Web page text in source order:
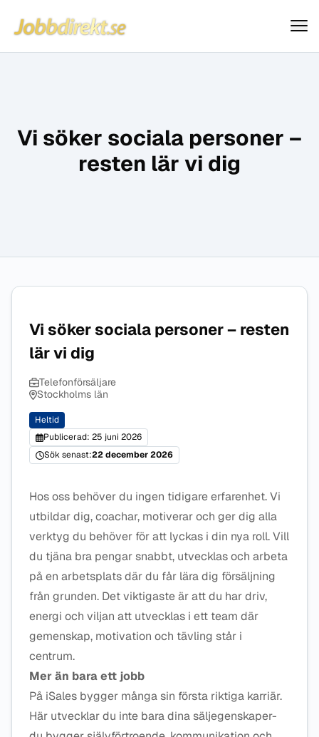
Hoppa till innehåll
Jobbdirekt
Vi söker sociala personer –
resten lär vi dig
Vi söker sociala personer – resten
lär vi dig
Telefonförsäljare
Stockholms län
Heltid
Publicerad: 25 juni 2026
Sök senast:22 december 2026
Hos oss behöver du ingen tidigare erfarenhet. Vi
utbildar dig, coachar, motiverar och ger dig alla
verktyg du behöver för att lyckas i din nya roll. Vill
du tjäna bra pengar snabbt, utvecklas och arbeta
på en arbetsplats där du får lära dig försäljning
från grunden. Det viktigaste är att du har driv,
energi och viljan att utvecklas i ett team där
gemenskap, motivation och tävling står i
centrum.
Mer än bara ett jobb
På iSales bygger många sin första riktiga karriär.
Här utvecklar du inte bara dina säljegenskaper-